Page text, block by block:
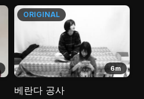
6m
ORIGINAL
베란다 공사